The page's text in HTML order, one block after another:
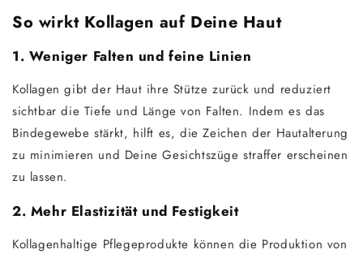
So wirkt Kollagen auf Deine Haut
1. Weniger Falten und feine Linien
Kollagen gibt der Haut ihre Stütze zurück und reduziert
sichtbar die Tiefe und Länge von Falten. Indem es das
Bindegewebe stärkt, hilft es, die Zeichen der Hautalterung
zu minimieren und Deine Gesichtszüge straffer erscheinen
zu lassen.
2. Mehr Elastizität und Festigkeit
Kollagenhaltige Pflegeprodukte können die Produktion von